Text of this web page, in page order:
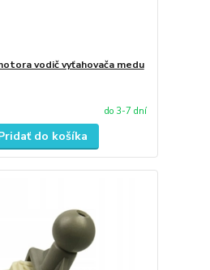
vodič vyťahovača medu
do 3-7 dní
do košíka